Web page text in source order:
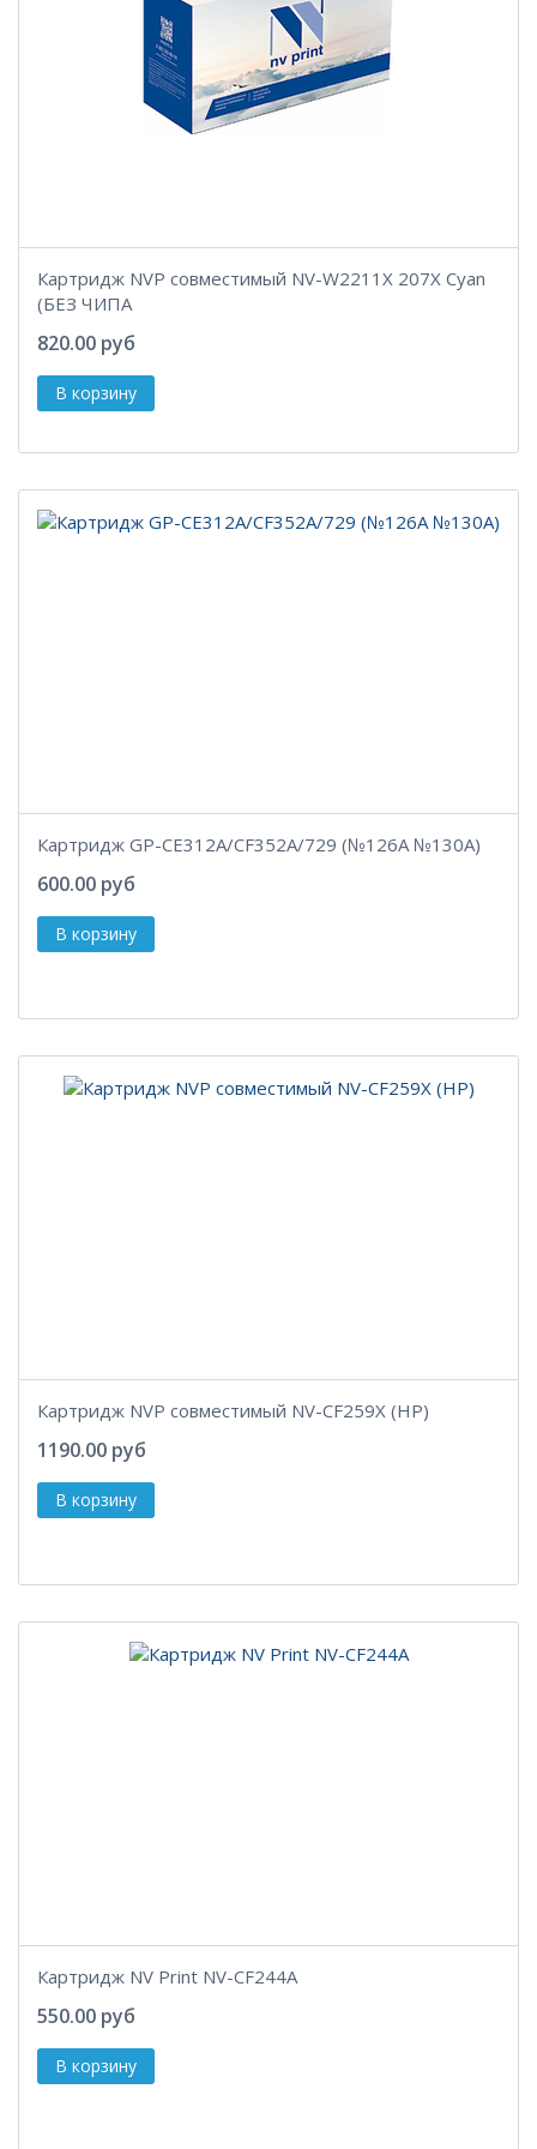
Картридж NVP совместимый NV-W2211X 207X Cyan
(БЕЗ ЧИПА
820.00 руб
Картридж GP-CE312A/CF352A/729 (№126A №130A)
600.00 руб
Картридж NVP совместимый NV-CF259X (HP)
1190.00 руб
Картридж NV Print NV-CF244A
550.00 руб